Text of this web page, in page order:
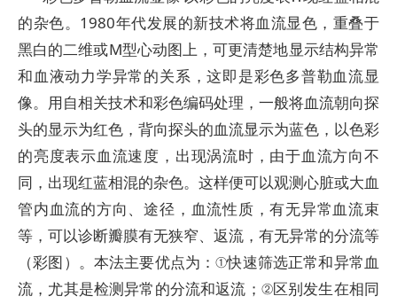
的杂色。1980年代发展的新技术将血流显色，重叠于
黑白的二维或M型心动图上，可更清楚地显示结构异常
和血液动力学异常的关系，这即是彩色多普勒血流显
像。用自相关技术和彩色编码处理，一般将血流朝向探
头的显示为红色，背向探头的血流显示为蓝色，以色彩
的亮度表示血流速度，出现涡流时，由于血流方向不
同，出现红蓝相混的杂色。这样便可以观测心脏或大血
管内血流的方向、途径，血流性质，有无异常血流束
等，可以诊断瓣膜有无狭窄、返流，有无异常的分流等
（彩图）。本法主要优点为：①快速筛选正常和异常血
流，尤其是检测异常的分流和返流；②区别发生在相同